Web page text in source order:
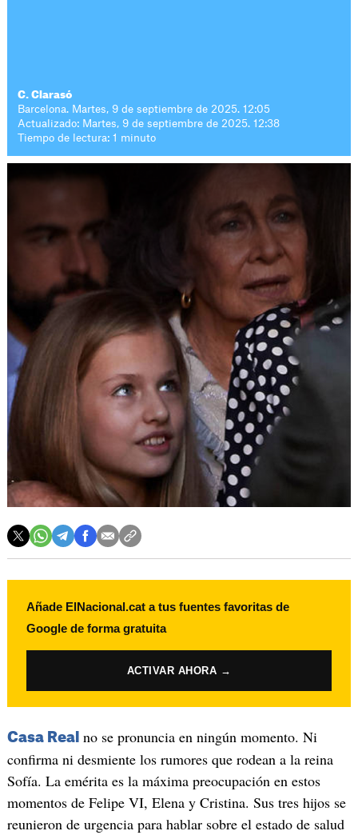
C. Clarasó
Barcelona. Martes, 9 de septiembre de 2025. 12:05
Actualizado: Martes, 9 de septiembre de 2025. 12:38
Tiempo de lectura: 1 minuto
Añade ElNacional.cat a tus fuentes favoritas de
Google de forma gratuita
ACTIVAR AHORA →
Casa Real no se pronuncia en ningún momento. Ni
confirma ni desmiente los rumores que rodean a la reina
Sofía. La emérita es la máxima preocupación en estos
momentos de Felipe VI, Elena y Cristina. Sus tres hijos se
reunieron de urgencia para hablar sobre el estado de salud